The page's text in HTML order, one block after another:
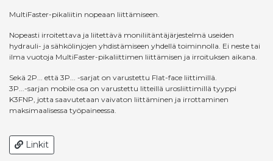
MultiFaster-pikaliitin nopeaan liittämiseen.
Nopeasti irroitettava ja liitettävä moniliitäntäjärjestelmä useiden
hydrauli- ja sähkölinjojen yhdistämiseen yhdellä toiminnolla. Ei neste tai
ilma vuotoja MultiFaster-pikaliittimen liittämisen ja irroituksen aikana.
Sekä 2P... että 3P... -sarjat on varustettu Flat-face liittimillä.
3P...-sarjan mobile osa on varustettu litteillä urosliittimillä tyyppi
K3FNP, jotta saavutetaan vaivaton liittäminen ja irrottaminen
maksimaalisessa työpaineessa.
Linkit